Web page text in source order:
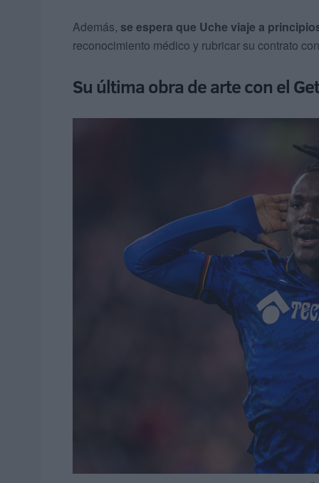
Además, se espera que Uche viaje a
reconocimiento médico y rubricar su contrato
Su última obra de arte con el